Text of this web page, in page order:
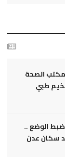
الصحة
طبي
الوضع ..
سكان عدن